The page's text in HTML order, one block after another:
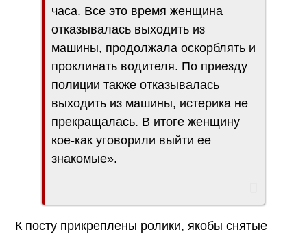
часа. Все это время женщина
отказывалась выходить из
машины, продолжала оскорблять и
проклинать водителя. По приезду
полиции также отказывалась
выходить из машины, истерика не
прекращалась. В итоге женщину
кое-как уговорили выйти ее
знакомые».
К посту прикреплены ролики, якобы снятые